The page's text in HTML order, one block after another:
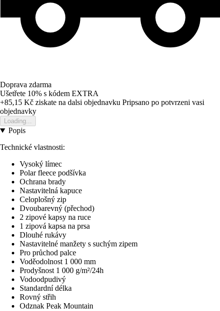
Doprava zdarma
Ušetřete 10% s kódem EXTRA
+85,15 Kč ziskate na dalsi objednavku Pripsano po potvrzeni vasi
objednavky
Loading...
Popis
Technické vlastnosti:
Vysoký límec
Polar fleece podšívka
Ochrana brady
Nastavitelná kapuce
Celoplošný zip
Dvoubarevný (přechod)
2 zipové kapsy na ruce
1 zipová kapsa na prsa
Dlouhé rukávy
Nastavitelné manžety s suchým zipem
Pro průchod palce
Voděodolnost 1 000 mm
Prodyšnost 1 000 g/m²/24h
Vodoodpudivý
Standardní délka
Rovný střih
Odznak Peak Mountain